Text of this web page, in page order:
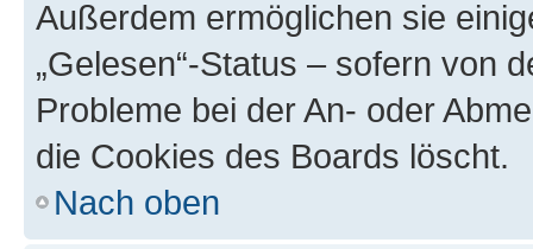
Außerdem ermöglichen sie
„Gelesen“-Status – sofern von
Probleme bei der An- oder
die Cookies des Boards löscht.
Nach oben